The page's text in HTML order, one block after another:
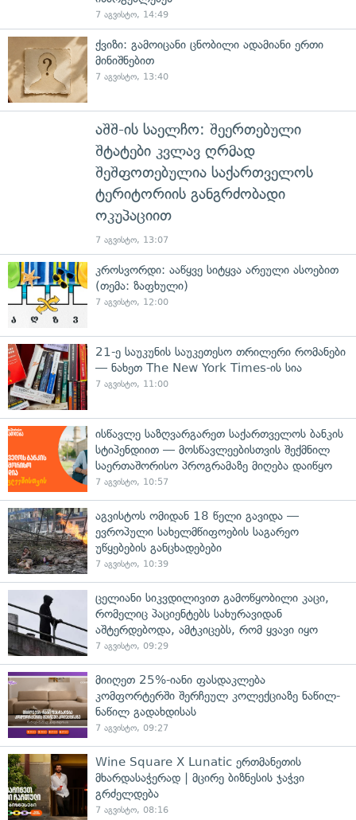
7 აგვისტო, 14:49
ქვიზი: გამოიცანი ცნობილი ადამიანი ერთი
მინიშნებით
7 აგვისტო, 13:40
აშშ-ის საელჩო: შეერთებული
შტატები კვლავ ღრმად
შეშფოთებულია საქართველოს
ტერიტორიის განგრძობადი
ოკუპაციით
7 აგვისტო, 13:07
კროსვორდი: ააწყვე სიტყვა არეული ასოებით
(თემა: ზაფხული)
7 აგვისტო, 12:00
21-ე საუკუნის საუკეთესო თრილერი რომანები
— ნახეთ The New York Times-ის სია
7 აგვისტო, 11:00
ისწავლე საზღვარგარეთ საქართველოს ბანკის
სტიპენდიით — მოსწავლეებისთვის შექმნილ
საერთაშორისო პროგრამაზე მიღება დაიწყო
7 აგვისტო, 10:57
აგვისტოს ომიდან 18 წელი გავიდა —
ევროპული სახელმწიფოების საგარეო
უწყებების განცხადებები
7 აგვისტო, 10:39
ცელიანი სიკვდილივით გამოწყობილი კაცი,
რომელიც პაციენტებს სახურავიდან
აშტერდებოდა, ამტკიცებს, რომ ყვავი იყო
7 აგვისტო, 09:29
მიიღეთ 25%-იანი ფასდაკლება
კომფორტერში შერჩეულ კოლექციაზე ნაწილ-
ნაწილ გადახდისას
7 აგვისტო, 09:27
Wine Square X Lunatic ერთმანეთის
მხარდასაჭერად | მცირე ბიზნესის ჯაჭვი
გრძელდება
7 აგვისტო, 08:16